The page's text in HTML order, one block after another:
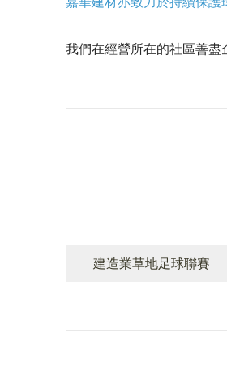
我們在經營所在的社區善盡
建造業草地足球聯賽